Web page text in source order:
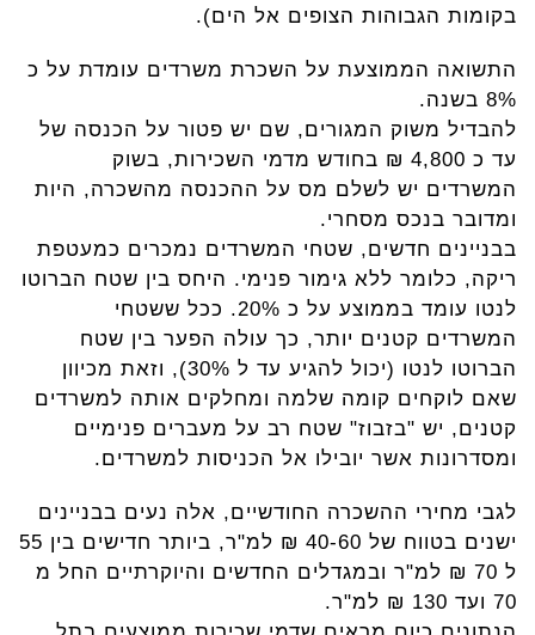
בקומות הגבוהות הצופים אל הים).
התשואה הממוצעת על השכרת משרדים עומדת על כ
8% בשנה.
להבדיל משוק המגורים, שם יש פטור על הכנסה של
עד כ 4,800 ₪ בחודש מדמי השכירות, בשוק
המשרדים יש לשלם מס על ההכנסה מהשכרה, היות
ומדובר בנכס מסחרי.
בבניינים חדשים, שטחי המשרדים נמכרים כמעטפת
ריקה, כלומר ללא גימור פנימי. היחס בין שטח הברוטו
לנטו עומד בממוצע על כ 20%. ככל ששטחי
המשרדים קטנים יותר, כך עולה הפער בין שטח
הברוטו לנטו (יכול להגיע עד ל 30%), וזאת מכיוון
שאם לוקחים קומה שלמה ומחלקים אותה למשרדים
קטנים, יש "בזבוז" שטח רב על מעברים פנימיים
ומסדרונות אשר יובילו אל הכניסות למשרדים.
לגבי מחירי ההשכרה החודשיים, אלה נעים בבניינים
ישנים בטווח של 40-60 ₪ למ"ר, ביותר חדישים בין 55
ל 70 ₪ למ"ר ובמגדלים החדשים והיוקרתיים החל מ
70 ועד 130 ₪ למ"ר.